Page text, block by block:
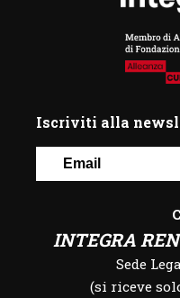
Iscriviti alla
INTEGRA
Sede
(si riceve